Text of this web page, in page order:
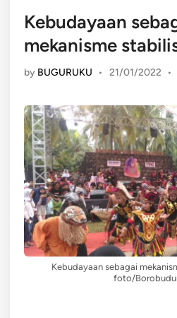
Kebudayaan
mekanisme
by BUGURUKU • 21/01/2022 •
Kebudayaan sebagai
foto/